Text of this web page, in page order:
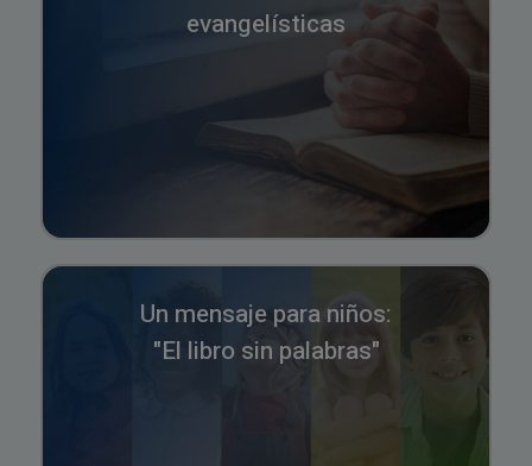
evangelísticas
Un mensaje para niños:
"El libro sin palabras"